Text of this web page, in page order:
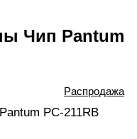
Чип Pantum
Распродажа
PC-211RB